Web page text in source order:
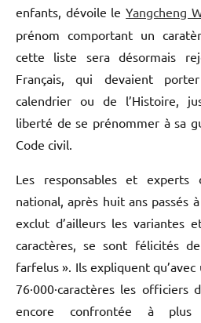
enfants, dévoile leYangcheng
prénom comportant un
cette liste sera désormais
Français, qui devaient
calendrier ou de l’Histoire,
liberté de se prénommer à sa
Code civil.
Les responsables et experts
national, après huit ans passés
exclut d’ailleurs les variantes
caractères, se sont félicités
farfelus ». Ils expliquent
76·000·caractères les officiers
encore confrontée à plus